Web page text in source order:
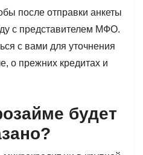
после отправки анкеты
с представителем МФО.
с вами для уточнения
о прежних кредитах и
будет